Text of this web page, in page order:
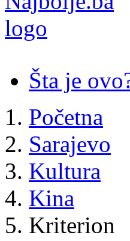
Šta je
Početna
Sarajevo
Kultura
Kina
Kriterion